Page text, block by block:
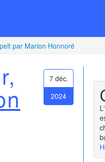
par Marion Honnoré
7 déc.
2024